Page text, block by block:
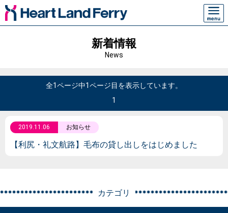
新着情報
News
全1ページ中1ページ目を表示しています。
1
2019.11.06 お知らせ
【利尻・礼文航路】毛布の貸し出しをはじめました
カテゴリ